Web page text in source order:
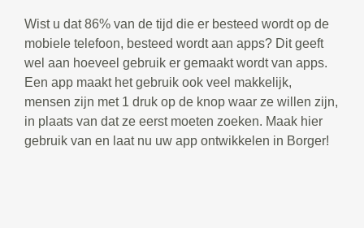
Wist u dat 86% van de tijd die er besteed wordt op de
mobiele telefoon, besteed wordt aan apps? Dit geeft
wel aan hoeveel gebruik er gemaakt wordt van apps.
Een app maakt het gebruik ook veel makkelijk,
mensen zijn met 1 druk op de knop waar ze willen zijn,
in plaats van dat ze eerst moeten zoeken. Maak hier
gebruik van en laat nu uw app ontwikkelen in Borger!